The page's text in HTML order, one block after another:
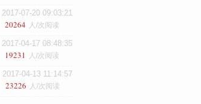
2017-07-20 09:03:21
20264 人/次阅读
2017-04-17 08:48:35
19231 人/次阅读
2017-04-13 11:14:57
23226 人/次阅读